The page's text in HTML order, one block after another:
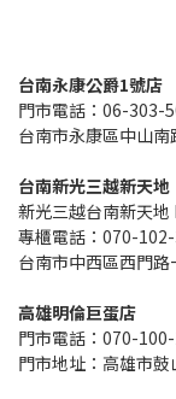
台南永康公爵1號店
門市電話：06-303-
台南市永康區中山
台南新光三越新天地
新光三越台南新天地
專櫃電話：070-
台南市中西區西門
高雄明倫巨蛋店
門市電話：070-
門市地址：高雄市